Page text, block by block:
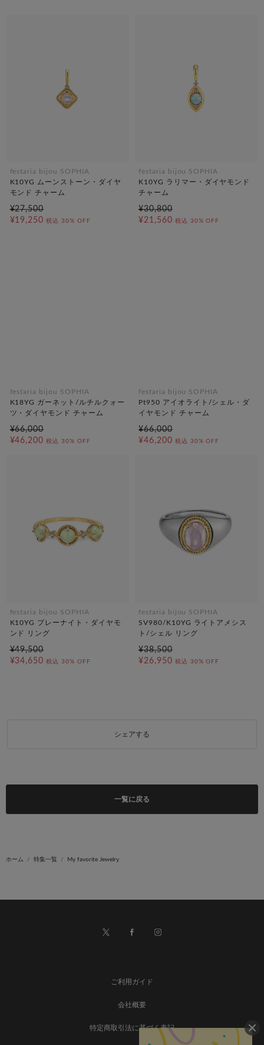
festaria bijou SOPHIA
K10YG ムーンストーン・ダイヤ
モンド チャーム
¥27,500
¥19,250 税込 30% OFF
festaria bijou SOPHIA
K10YG ラリマー・ダイヤモンド
チャーム
¥30,800
¥21,560 税込 30% OFF
festaria bijou SOPHIA
K18YG ガーネット/ルチルクォー
ツ・ダイヤモンド チャーム
¥66,000
¥46,200 税込 30% OFF
festaria bijou SOPHIA
Pt950 アイオライト/シェル・ダ
イヤモンド チャーム
¥66,000
¥46,200 税込 30% OFF
festaria bijou SOPHIA
K10YG プレーナイト・ダイヤモ
ンド リング
¥49,500
¥34,650 税込 30% OFF
festaria bijou SOPHIA
SV980/K10YG ライトアメシス
ト/シェル リング
¥38,500
¥26,950 税込 30% OFF
シェアする
一覧に戻る
ホーム 特集一覧 My favorite Jewelry
ご利用ガイド
会社概要
特定商取引法に基づく表記